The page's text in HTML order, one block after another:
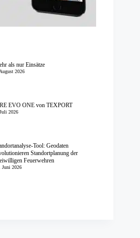
als nur Einsätze
2026
EVO ONE von TEXPORT
2026
Tool: Geodaten
Standortplanung der
Feuerwehren
Juni 2026